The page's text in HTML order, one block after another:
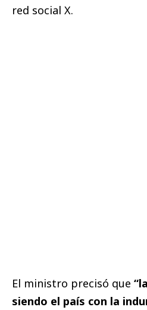
red social X.
El ministro precisó que
siendo el país con la